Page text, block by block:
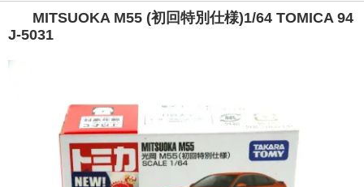
MITSUOKA M55 (初回特別仕様)1/64 TOMICA 94
J-5031